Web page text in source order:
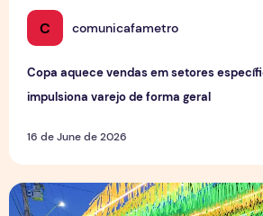
C comunicafametro
Copa aquece vendas em setores
impulsiona varejo de forma geral
16 de June de 2026
Tradição das Ruas da Copa mobiliza